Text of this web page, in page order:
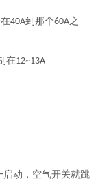
40A到那个60A之
在12~13A
动，空气开关就跳